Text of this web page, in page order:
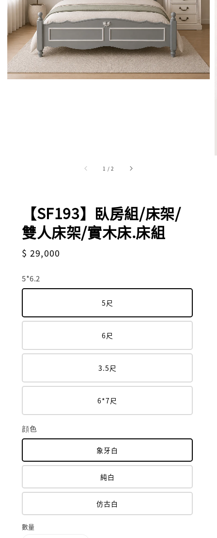
1 /2
【SF193】臥房組/床架/
雙人床架/實木床.床組
Regular
$ 29,000
5*6.2
5尺
6尺
3.5尺
6*7尺
顔色
象牙白
純白
仿古白
數量